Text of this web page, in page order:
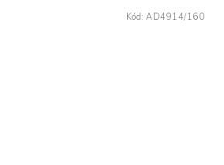
Kód: AD4914/160